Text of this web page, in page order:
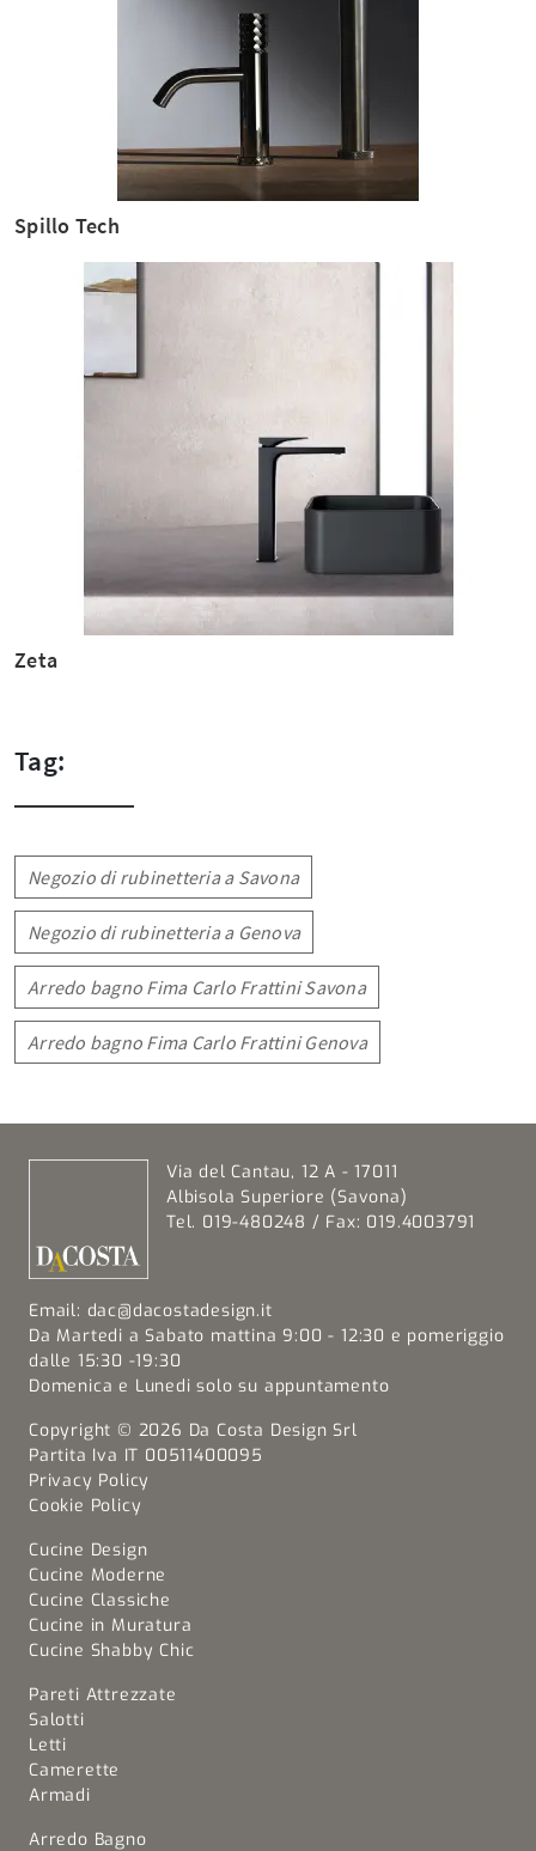
Spillo Tech
Zeta
Tag:
Negozio di rubinetteria a Savona
Negozio di rubinetteria a Genova
Arredo bagno Fima Carlo Frattini Savona
Arredo bagno Fima Carlo Frattini Genova
Via del Cantau, 12 A - 17011
Albisola Superiore (Savona)
Tel. 019-480248 / Fax: 019.4003791
Email: dac@dacostadesign.it
Da Martedi a Sabato mattina 9:00 - 12:30 e pomeriggio
dalle 15:30 -19:30
Domenica e Lunedi solo su appuntamento
Copyright © 2026 Da Costa Design Srl
Partita Iva IT 00511400095
Privacy Policy
Cookie Policy
Cucine Design
Cucine Moderne
Cucine Classiche
Cucine in Muratura
Cucine Shabby Chic
Pareti Attrezzate
Salotti
Letti
Camerette
Armadi
Arredo Bagno